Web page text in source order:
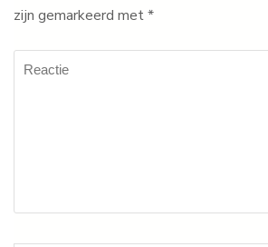
zijn gemarkeerd met*
Reactie